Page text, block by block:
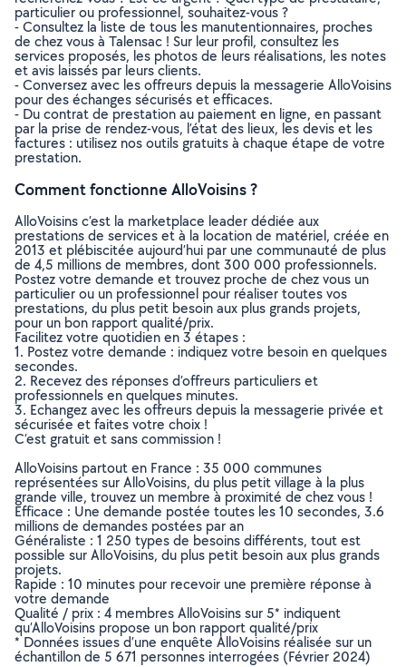
particulier ou professionnel, souhaitez-vous ?
- Consultez la liste de tous les manutentionnaires, proches
de chez vous à Talensac ! Sur leur profil, consultez les
services proposés, les photos de leurs réalisations, les notes
et avis laissés par leurs clients.
- Conversez avec les offreurs depuis la messagerie AlloVoisins
pour des échanges sécurisés et efficaces.
- Du contrat de prestation au paiement en ligne, en passant
par la prise de rendez-vous, l’état des lieux, les devis et les
factures : utilisez nos outils gratuits à chaque étape de votre
prestation.
Comment fonctionne AlloVoisins ?
AlloVoisins c’est la marketplace leader dédiée aux
prestations de services et à la location de matériel, créée en
2013 et plébiscitée aujourd’hui par une communauté de plus
de 4,5 millions de membres, dont 300 000 professionnels.
Postez votre demande et trouvez proche de chez vous un
particulier ou un professionnel pour réaliser toutes vos
prestations, du plus petit besoin aux plus grands projets,
pour un bon rapport qualité/prix.
Facilitez votre quotidien en 3 étapes :
1. Postez votre demande : indiquez votre besoin en quelques
secondes.
2. Recevez des réponses d’offreurs particuliers et
professionnels en quelques minutes.
3. Echangez avec les offreurs depuis la messagerie privée et
sécurisée et faites votre choix !
C’est gratuit et sans commission !
AlloVoisins partout en France : 35 000 communes
représentées sur AlloVoisins, du plus petit village à la plus
grande ville, trouvez un membre à proximité de chez vous !
Efficace : Une demande postée toutes les 10 secondes, 3.6
millions de demandes postées par an
Généraliste : 1 250 types de besoins différents, tout est
possible sur AlloVoisins, du plus petit besoin aux plus grands
projets.
Rapide : 10 minutes pour recevoir une première réponse à
votre demande
Qualité / prix : 4 membres AlloVoisins sur 5* indiquent
qu’AlloVoisins propose un bon rapport qualité/prix
* Données issues d’une enquête AlloVoisins réalisée sur un
échantillon de 5 671 personnes interrogées (Février 2024)